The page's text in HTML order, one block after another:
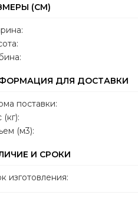
(СМ)
ДЛЯ ДОСТАВКИ
поставки:
(кг):
(м3):
И СРОКИ
изготовления: